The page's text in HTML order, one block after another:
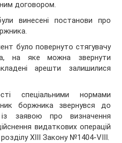
договором.
винесені постанови про
було повернуто стягувачу
на яке можна звернути
арешти залишилися
спеціальними нормами
боржника звернувся до
заявою про визначення
видаткових операцій
XIII Закону №1404-VIII.